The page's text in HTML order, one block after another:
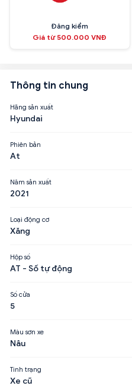
Đăng kiểm
Giá từ 500.000 VNĐ
Thông tin chung
Hãng sản xuất
Hyundai
Phiên bản
At
Năm sản xuất
2021
Loại động cơ
Xăng
Hộp số
AT - Số tự động
Số cửa
5
Màu sơn xe
Nâu
Tình trạng
Xe cũ